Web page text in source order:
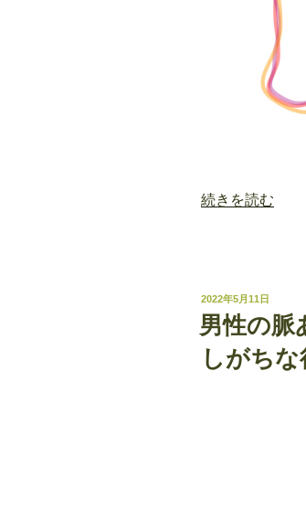
“運
会
っ
た
続きを読む
投
稿
日:
2022年5月11日
男性の脈
しがち